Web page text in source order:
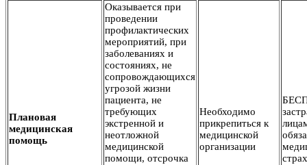
Плановая
медицинская
помощь
Оказывается при
проведении
профилактических
мероприятий, при
заболеваниях и
состояниях, не
сопровождающихся
угрозой жизни
пациента, не
требующих
экстренной и
неотложной
медицинской
помощи, отсрочка
Необходимо
прикрепиться к
медицинской
организации